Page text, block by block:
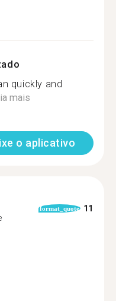
quickly and
mais
o aplicativo
format_quote 11